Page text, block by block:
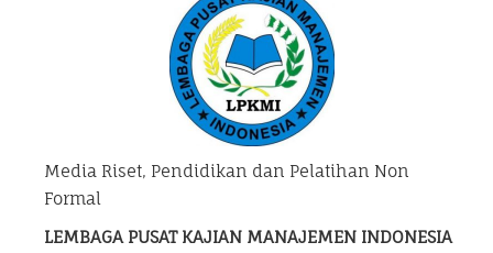
Media Riset, Pendidikan dan Pelatihan Non
Formal
LEMBAGA PUSAT KAJIAN MANAJEMEN INDONESIA